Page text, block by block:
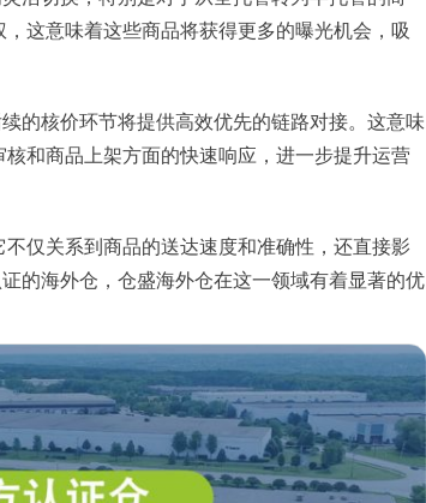
这意味着这些商品将获得更多的曝光机会，吸
的核价环节将提供高效优先的链路对接。这意味
和商品上架方面的快速响应，进一步提升运营
仅关系到商品的送达速度和准确性，还直接影
的海外仓，仓盛海外仓在这一领域有着显著的优